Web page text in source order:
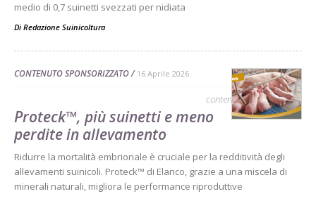
medio di 0,7 suinetti svezzati per nidiata
Di Redazione Suinicoltura
CONTENUTO SPONSORIZZATO 16 Aprile 2026
contenuto sponsorizzato
Proteck™, più suinetti e meno
perdite in allevamento
Ridurre la mortalità embrionale è cruciale per la redditività degli
allevamenti suinicoli. Proteck™ di Elanco, grazie a una miscela di
minerali naturali, migliora le performance riproduttive